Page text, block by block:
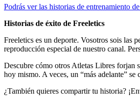
Podrás ver las historias de entrenamiento
Historias de éxito de Freeletics
Freeletics es un deporte. Vosotros sois las
reproducción especial de nuestro canal.
Descubre cómo otros Atletas Libres forjan
hoy mismo. A veces, un “más adelante” se
¿También quieres compartir tu historia?